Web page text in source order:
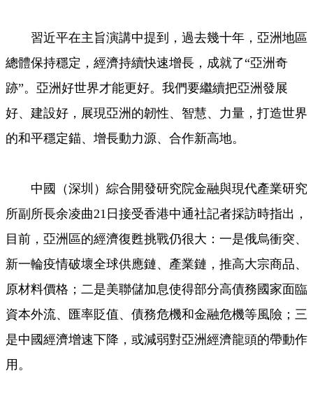
習近平在主旨演講中提到，過去幾十年，亞洲地區
總體保持穩定，經濟持續快速增長，成就了“亞洲奇
跡”。亞洲好世界才能更好。我們要繼續把亞洲發展
好、建設好，展現亞洲的韌性、智慧、力量，打造世界
的和平穩定錨、增長動力源、合作新高地。
中國（深圳）綜合開發研究院金融與現代產業研究
所副所長余凌曲21日接受香港中通社記者採訪時指出，
目前，亞洲區的經濟復甦挑戰仍很大：一是俄烏衝突、
新一輪疫情破壞全球供應鏈、產業鏈，推高大宗商品、
原材料價格；二是美聯儲加息使得部分高債務國家面臨
資本外流、匯率貶值、債務危機和金融危機等風險；三
是中國經濟增速下降，或減弱對亞洲經濟龍頭的帶動作
用。